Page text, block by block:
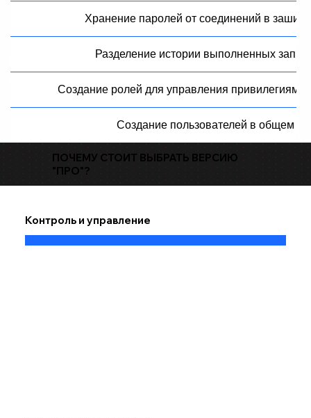
Хранение паролей от соединений в
Разделение истории выполненных
Создание ролей для управления
Создание пользователей в общем
ПОЧЕМУ СТОИТ ВЫБРАТЬ ВЕРСИЮ
"ПРО"?
Контроль и управление